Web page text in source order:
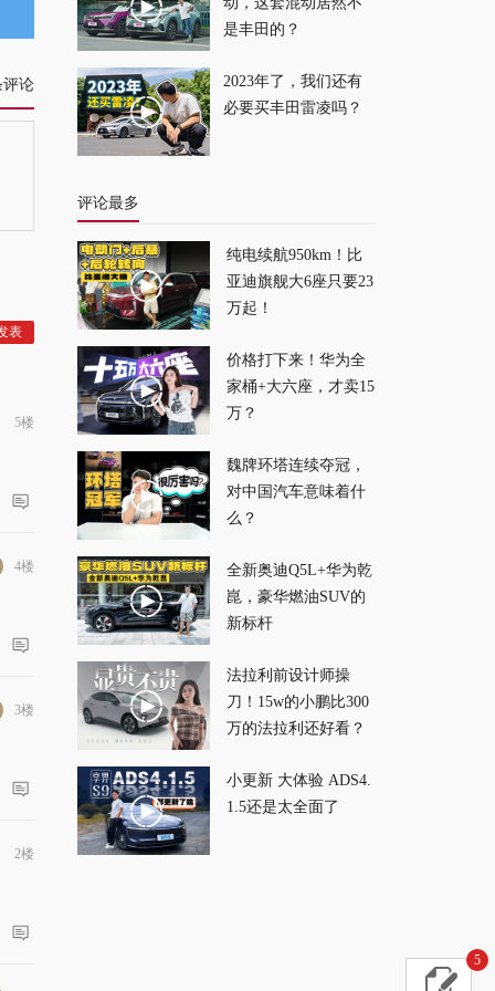
轴距加长，动力增
强，这才是全新坦克
评论
5楼
4楼
3楼
2楼
是丰田的？
2023年了，我们还有
必要买丰田雷凌吗？
评论最多
纯电续航950km！比
亚迪旗舰大6座只要23
万起！
价格打下来！华为全
家桶+大六座，才卖15
万？
魏牌环塔连续夺冠，
对中国汽车意味着什
么？
全新奥迪Q5L+华为乾
崑，豪华燃油SUV的
新标杆
法拉利前设计师操
刀！15w的小鹏比300
万的法拉利还好看？
小更新 大体验 ADS4.
1.5还是太全面了
5